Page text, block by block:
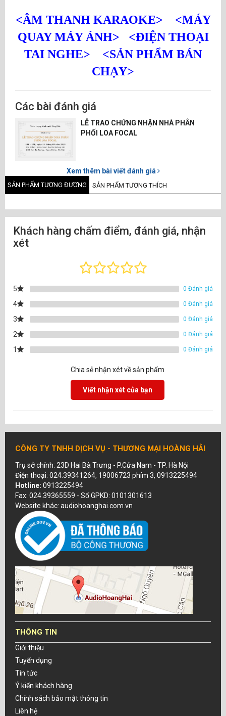
<ÂM THANH KARAOKE>
<MÁY
QUAY MÁY ẢNH>
<ĐIỆN THOẠI
TAI NGHE>
<SẢN PHẨM BÁN
CHẠY>
Các bài đánh giá
LỄ TRAO CHỨNG NHẬN NHÀ PHÂN
PHỐI LOA FOCAL
Xem thêm bài viết đánh giá
SẢN PHẨM TƯƠNG ĐƯƠNG SẢN PHẨM TƯƠNG THÍCH
Khách hàng chấm điểm, đánh giá, nhận
xét
5 0 Đánh giá
4 0 Đánh giá
3 0 Đánh giá
2 0 Đánh giá
1 0 Đánh giá
Chia sẻ nhận xét về sản phẩm
Viết nhận xét của bạn
CÔNG TY TNHH DỊCH VỤ - THƯƠNG MẠI HOÀNG HẢI
Trụ sở chính: 23D Hai Bà Trưng - P.Cửa Nam - TP. Hà Nội
Điện thoại: 024.39341264, 19006723 phím 3, 0913225494
Hotline: 0913225494
Fax: 024.39365559 - Số GPKD: 0101301613
Website khác: audiohoanghai.com.vn
THÔNG TIN
Giới thiệu
Tuyển dụng
Tin tức
Ý kiến khách hàng
Chính sách bảo mật thông tin
Liên hệ